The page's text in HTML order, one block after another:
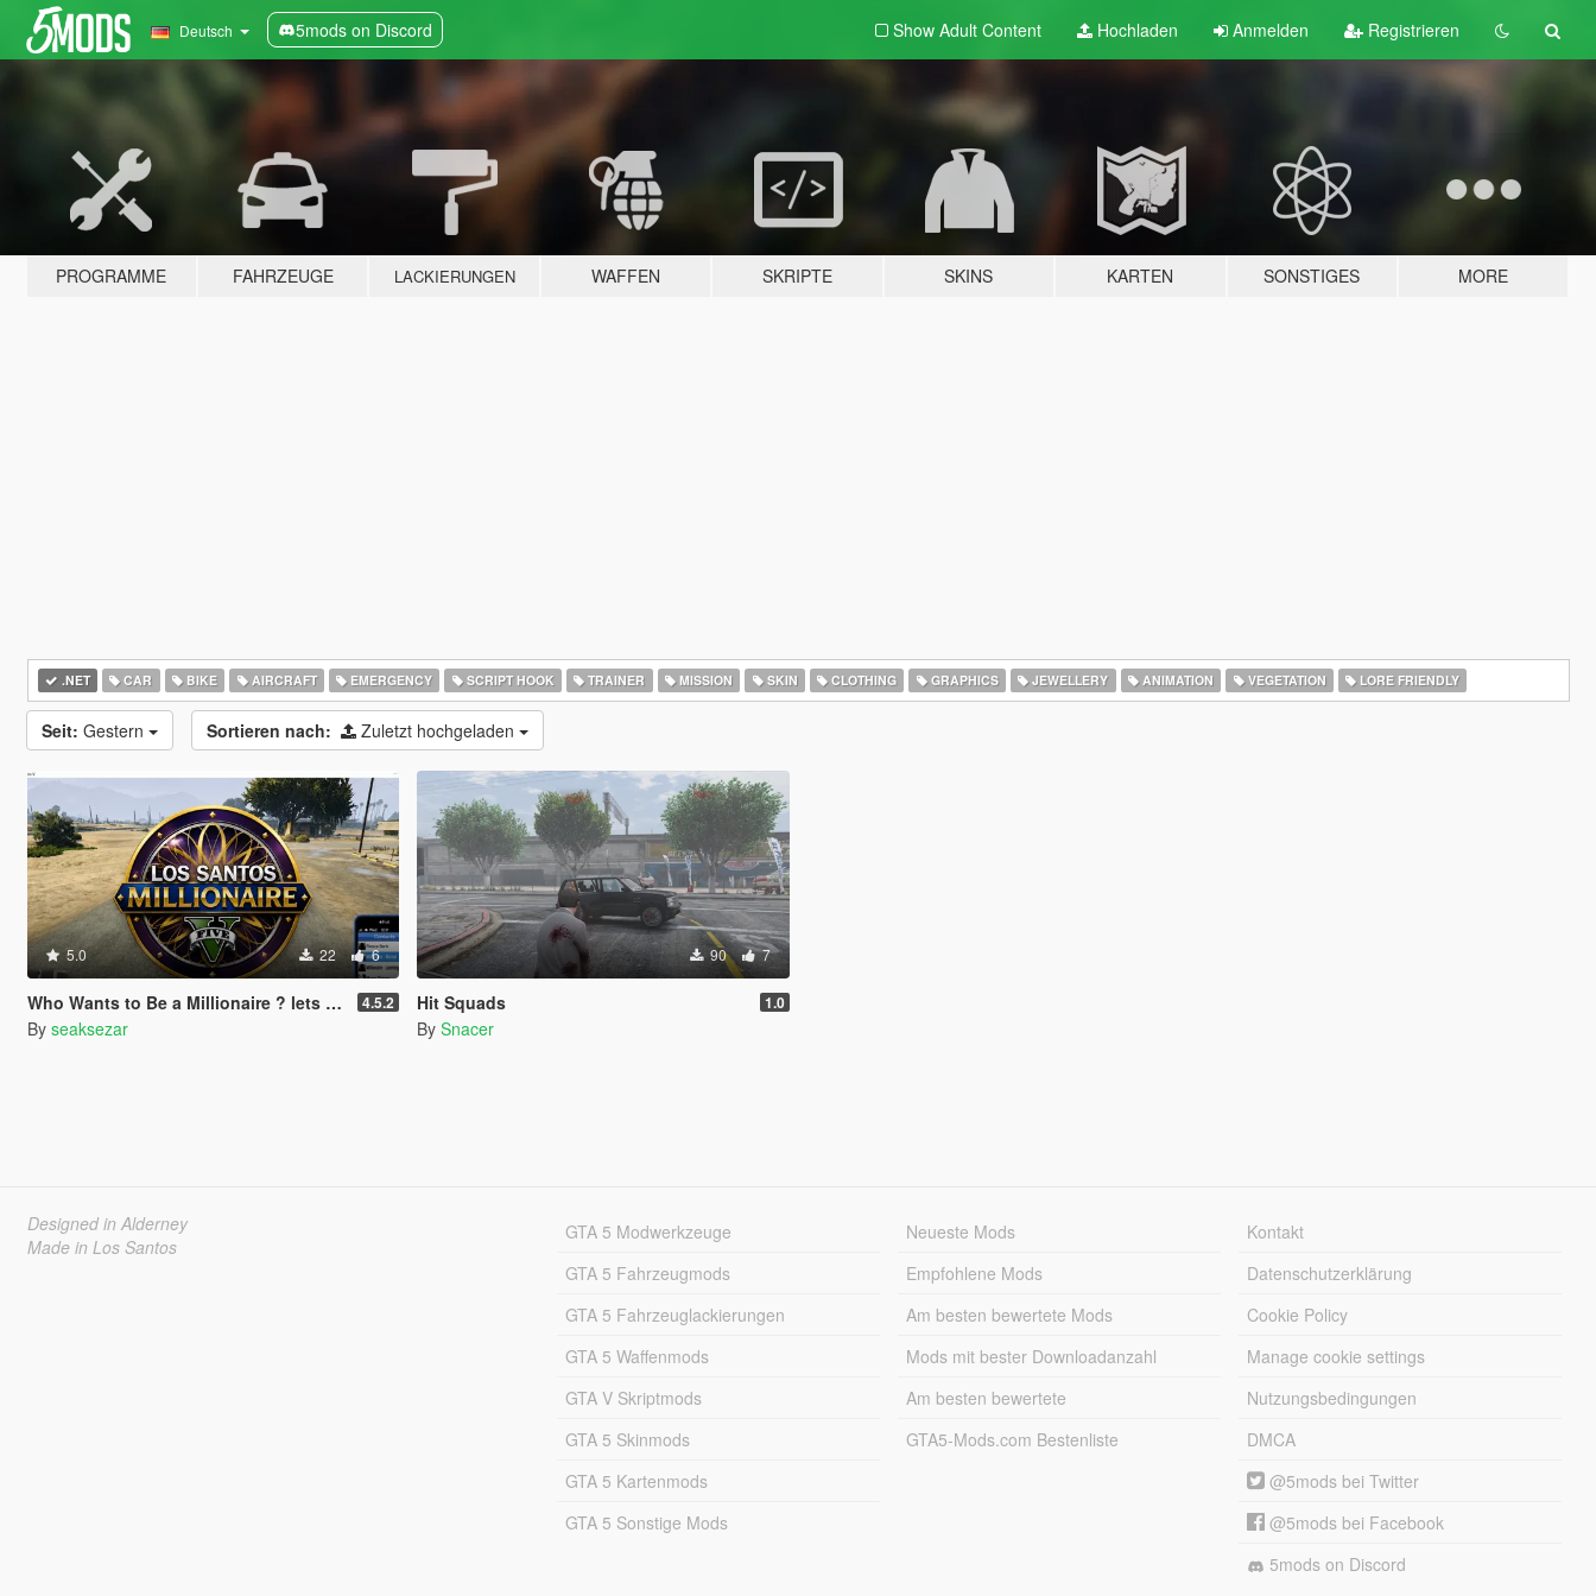
Deutsch 5mods on Discord Show Adult Content Hochladen Anmelden Registrieren
PROGRAMME FAHRZEUGE LACKIERUNGEN WAFFEN SKRIPTE SKINS KARTEN SONSTIGES MORE
.NET CAR BIKE AIRCRAFT EMERGENCY SCRIPT HOOK TRAINER MISSION SKIN CLOTHING GRAPHICS JEWELLERY ANIMATION VEGETATION LORE FRIENDLY
Seit: Gestern Sortieren nach: Zuletzt hochgeladen
5.0 22 6
Who Wants to Be a Millionaire ? lets play! (legacy and enhanced) 4.5.2
By seaksezar
90 7
Hit Squads 1.0
By Snacer
Designed in Alderney
Made in Los Santos
GTA 5 Modwerkzeuge
GTA 5 Fahrzeugmods
GTA 5 Fahrzeuglackierungen
GTA 5 Waffenmods
GTA V Skriptmods
GTA 5 Skinmods
GTA 5 Kartenmods
GTA 5 Sonstige Mods
Neueste Mods
Empfohlene Mods
Am besten bewertete Mods
Mods mit bester Downloadanzahl
Am besten bewertete
GTA5-Mods.com Bestenliste
Kontakt
Datenschutzerklärung
Cookie Policy
Manage cookie settings
Nutzungsbedingungen
DMCA
@5mods bei Twitter
@5mods bei Facebook
5mods on Discord